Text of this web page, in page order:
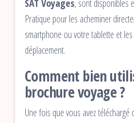
SAT Voyages, sont disponibles
Pratique pour les acheminer
smartphone ou votre tablette et
déplacement.
Comment bien
brochure voyage ?
Une fois que vous avez